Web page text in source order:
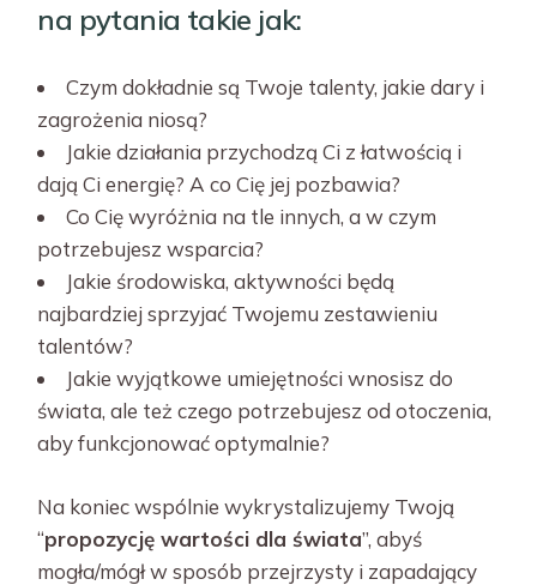
na pytania takie jak:
Czym dokładnie są Twoje talenty, jakie dary i
zagrożenia niosą?
Jakie działania przychodzą Ci z łatwością i
dają Ci energię? A co Cię jej pozbawia?
Co Cię wyróżnia na tle innych, a w czym
potrzebujesz wsparcia?
Jakie środowiska, aktywności będą
najbardziej sprzyjać Twojemu zestawieniu
talentów?
Jakie wyjątkowe umiejętności wnosisz do
świata, ale też czego potrzebujesz od otoczenia,
aby funkcjonować optymalnie?
Na koniec wspólnie wykrystalizujemy Twoją
“propozycję wartości dla świata”, abyś
mogła/mógł w sposób przejrzysty i zapadający